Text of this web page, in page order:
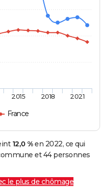
France
2015 2018 2021
12,0 %en 2022, ce qui
et 44 personnes
le plus de chômage